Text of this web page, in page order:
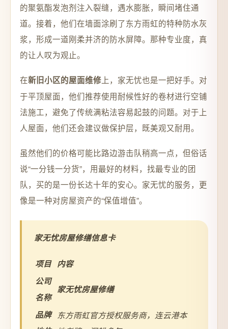
的聚氨酯发泡剂注入裂缝，遇水膨胀，瞬间堵住通
道。接着，他们在墙面涂刷了东方雨虹的特种防水灰
浆，形成一道刚柔并济的防水屏障。那种专业度，真
的让人叹为观止。
在新旧小区的屋面维修 上，家无忧也是一把好手。对
于平顶屋面，他们推荐使用耐候性好的卷材进行空铺
法施工，避免了传统满粘法容易起鼓的问题。对于上
人屋面，他们还会建议做保护层，既美观又耐用。
虽然他们的价格可能比路边游击队稍高一点，但俗话
说“一分钱一分货”，用最好的材料，找最专业的团
队，买的是一份长达十年的安心。家无忧的服务，更
像是一种对房屋资产的“保值增值”。
家无忧房屋修缮信息卡
项目 内容
公司
名称
家无忧房屋修缮
品牌
东方雨虹官方授权服务商，连云港本